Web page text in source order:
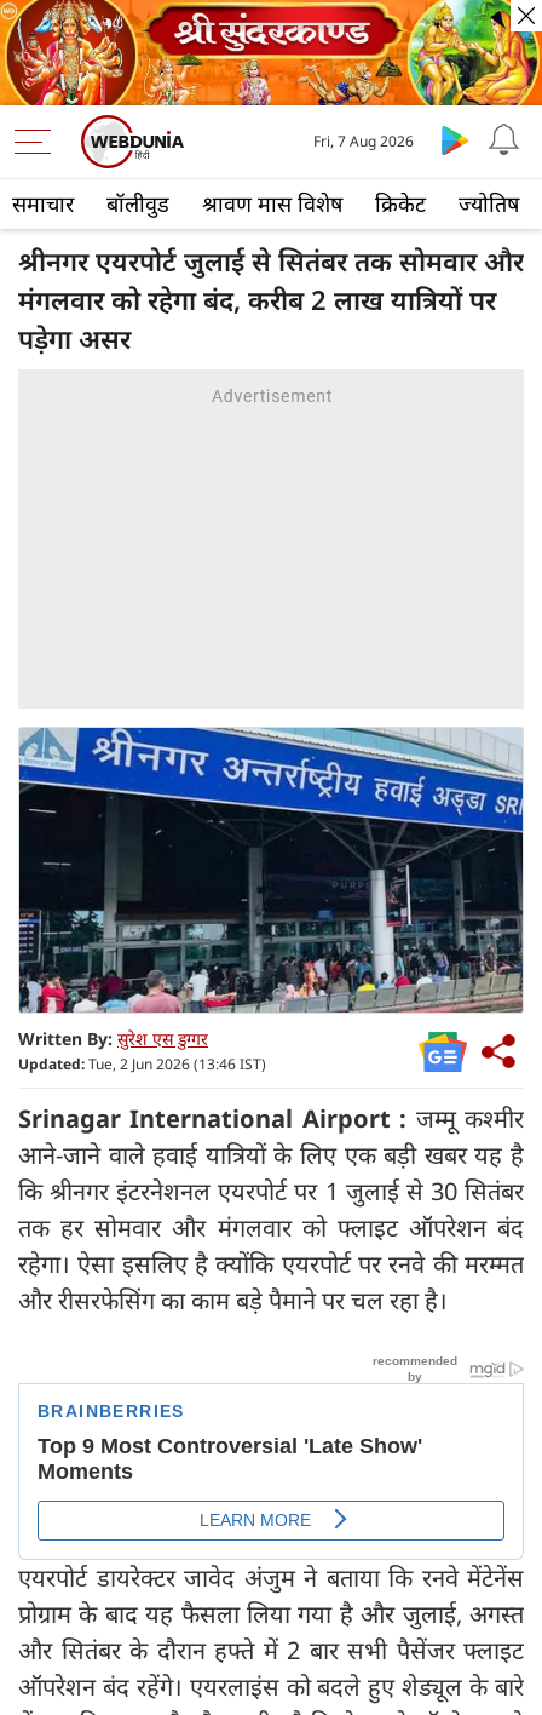
समाचार बॉलीवुड श्रावण मास विशेष क्रिकेट ज्योतिष
Fri, 7 Aug 2026
श्रीनगर एयरपोर्ट जुलाई से सितंबर तक सोमवार और
मंगलवार को रहेगा बंद, करीब 2 लाख यात्रियों पर
पड़ेगा असर
Written By: सुरेश एस डुग्गर
Updated:Tue, 2 Jun 2026 (13:46 IST)
Srinagar International Airport : जम्‍मू कश्‍मीर
आने-जाने वाले हवाई यात्रियों के लिए एक बड़ी खबर यह है
कि श्रीनगर इंटरनेशनल एयरपोर्ट पर 1 जुलाई से 30 सितंबर
तक हर सोमवार और मंगलवार को फ्लाइट ऑपरेशन बंद
रहेगा। ऐसा इसलिए है क्योंकि एयरपोर्ट पर रनवे की मरम्मत
और रीसरफेसिंग का काम बड़े पैमाने पर चल रहा है।
एयरपोर्ट डायरेक्टर जावेद अंजुम ने बताया कि रनवे मेंटेनेंस
प्रोग्राम के बाद यह फैसला लिया गया है और जुलाई, अगस्त
और सितंबर के दौरान हफ्ते में 2 बार सभी पैसेंजर फ्लाइट
ऑपरेशन बंद रहेंगे। एयरलाइंस को बदले हुए शेड्यूल के बारे